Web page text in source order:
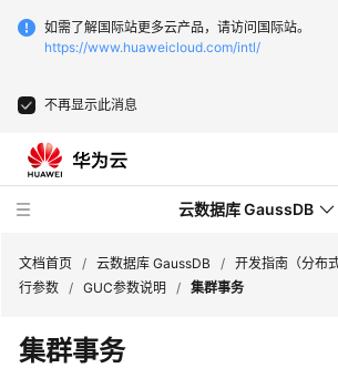
如需了解国际站更多云产品，请访问国际站。
https://www.huaweicloud.com/intl/
不再显示此消息
云数据库 GaussDB
新
文档首页 / 云数据库 GaussDB / 开发指南（分布
行参数 / GUC参数说明 / 集群事务
集群事务